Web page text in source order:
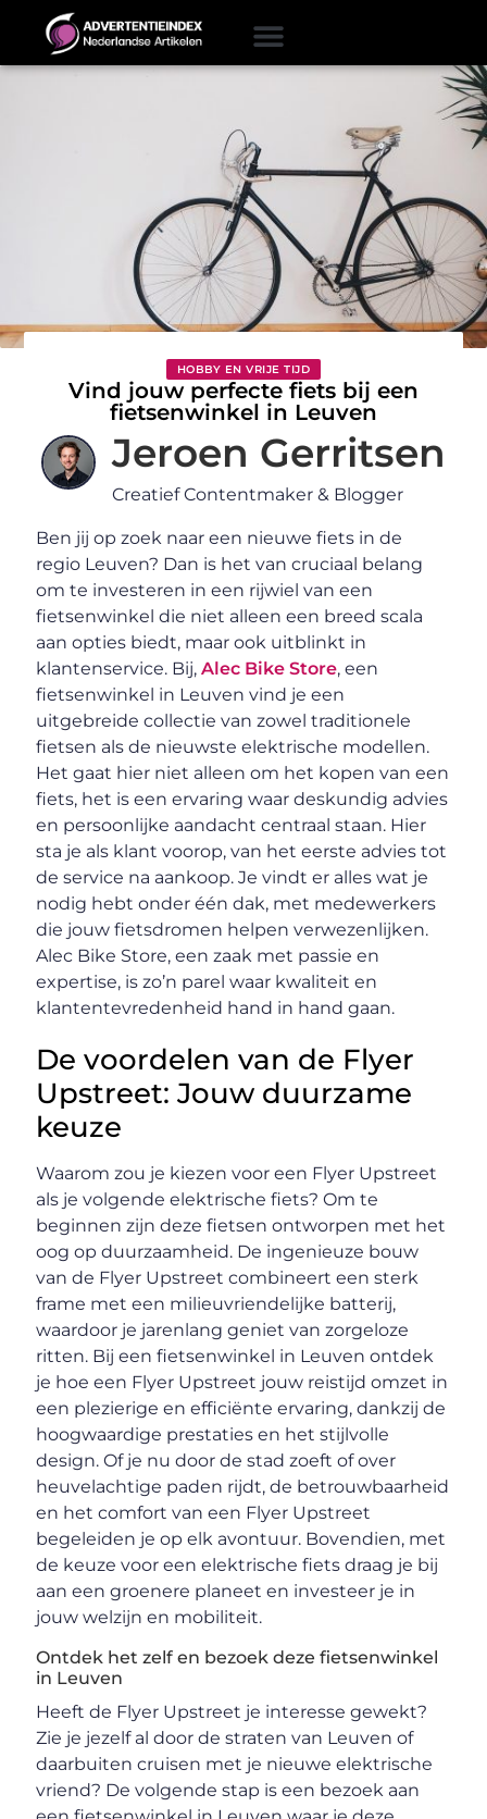
HOBBY EN VRIJE TIJD
Vind jouw perfecte fiets bij een
fietsenwinkel in Leuven
Jeroen Gerritsen
Creatief Contentmaker & Blogger
Ben jij op zoek naar een nieuwe fiets in de
regio Leuven? Dan is het van cruciaal belang
om te investeren in een rijwiel van een
fietsenwinkel die niet alleen een breed scala
aan opties biedt, maar ook uitblinkt in
klantenservice. Bij,Alec Bike Store, een
fietsenwinkel in Leuven vind je een
uitgebreide collectie van zowel traditionele
fietsen als de nieuwste elektrische modellen.
Het gaat hier niet alleen om het kopen van een
fiets, het is een ervaring waar deskundig advies
en persoonlijke aandacht centraal staan. Hier
sta je als klant voorop, van het eerste advies tot
de service na aankoop. Je vindt er alles wat je
nodig hebt onder één dak, met medewerkers
die jouw fietsdromen helpen verwezenlijken.
Alec Bike Store, een zaak met passie en
expertise, is zo’n parel waar kwaliteit en
klantentevredenheid hand in hand gaan.
De voordelen van de Flyer
Upstreet: Jouw duurzame
keuze
Waarom zou je kiezen voor een Flyer Upstreet
als je volgende elektrische fiets? Om te
beginnen zijn deze fietsen ontworpen met het
oog op duurzaamheid. De ingenieuze bouw
van de Flyer Upstreet combineert een sterk
frame met een milieuvriendelijke batterij,
waardoor je jarenlang geniet van zorgeloze
ritten. Bij een fietsenwinkel in Leuven ontdek
je hoe een Flyer Upstreet jouw reistijd omzet in
een plezierige en efficiënte ervaring, dankzij de
hoogwaardige prestaties en het stijlvolle
design. Of je nu door de stad zoeft of over
heuvelachtige paden rijdt, de betrouwbaarheid
en het comfort van een Flyer Upstreet
begeleiden je op elk avontuur. Bovendien, met
de keuze voor een elektrische fiets draag je bij
aan een groenere planeet en investeer je in
jouw welzijn en mobiliteit.
Ontdek het zelf en bezoek deze fietsenwinkel
in Leuven
Heeft de Flyer Upstreet je interesse gewekt?
Zie je jezelf al door de straten van Leuven of
daarbuiten cruisen met je nieuwe elektrische
vriend? De volgende stap is een bezoek aan